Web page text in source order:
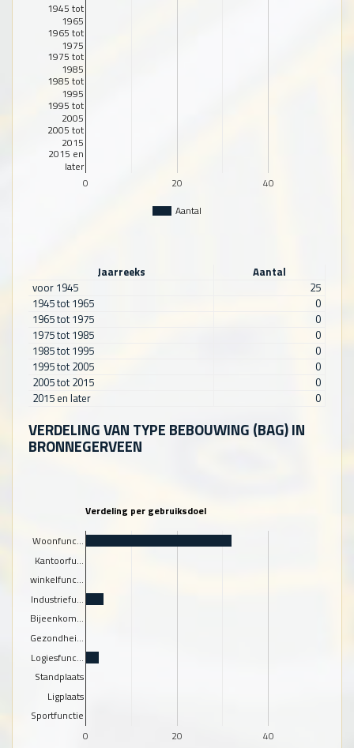
Aantal
0 20 40
1945 tot
1965
1965 tot
1975
1975 tot
1985
1985 tot
1995
1995 tot
2005
2005 tot
2015
2015 en
later
Jaarreeks
Aantal
voor 1945
25
1945 tot 1965
0
1965 tot 1975
0
1975 tot 1985
0
1985 tot 1995
0
1995 tot 2005
0
2005 tot 2015
0
2015 en later
0
VERDELING VAN TYPE BEBOUWING (BAG) IN
BRONNEGERVEEN
Verdeling per gebruiksdoel
0 20 40
Woonfunc…
Kantoorfu…
winkelfunc…
Industriefu…
Bijeenkom…
Gezondhei…
Logiesfunc…
Standplaats
Ligplaats
Sportfunctie